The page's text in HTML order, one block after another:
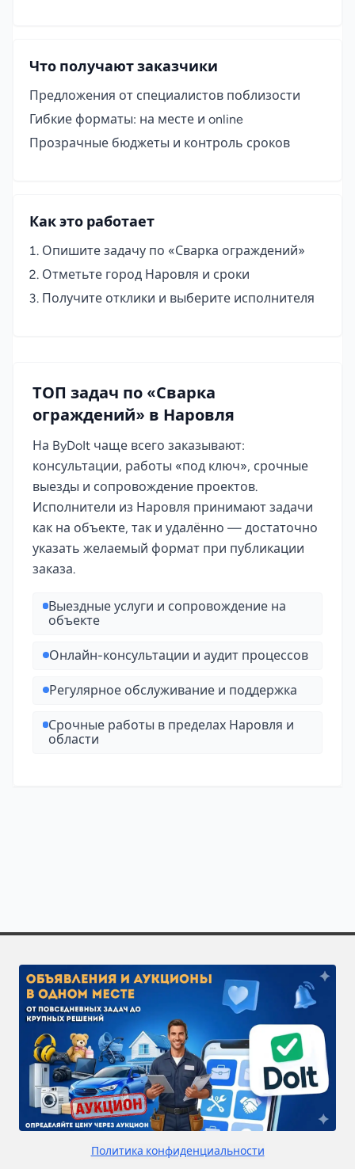
Что получают заказчики
Предложения от специалистов поблизости
Гибкие форматы: на месте и online
Прозрачные бюджеты и контроль сроков
Как это работает
Опишите задачу по «Сварка ограждений»
Отметьте город Наровля и сроки
Получите отклики и выберите исполнителя
ТОП задач по «Сварка
ограждений» в Наровля
На ByDoIt чаще всего заказывают:
консультации, работы «под ключ», срочные
выезды и сопровождение проектов.
Исполнители из Наровля принимают задачи
как на объекте, так и удалённо — достаточно
указать желаемый формат при публикации
заказа.
Выездные услуги и сопровождение на
объекте
Онлайн-консультации и аудит процессов
Регулярное обслуживание и поддержка
Срочные работы в пределах Наровля и
области
Политика конфиденциальности